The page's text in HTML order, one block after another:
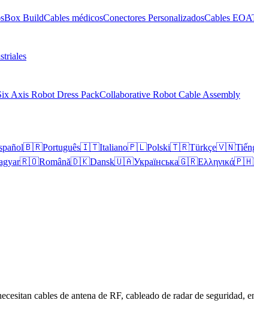
Box BuildCables médicosConectores PersonalizadosCables
Axis Robot Dress PackCollaborative Robot Cable Assembly
🇧🇷Português🇮🇹Italiano🇵🇱Polski🇹🇷Türkçe🇻🇳
🇷🇴Română🇩🇰Dansk🇺🇦Українська🇬🇷Ελληνικά🇵🇭
cables de antena de RF, cableado de radar de seguridad,